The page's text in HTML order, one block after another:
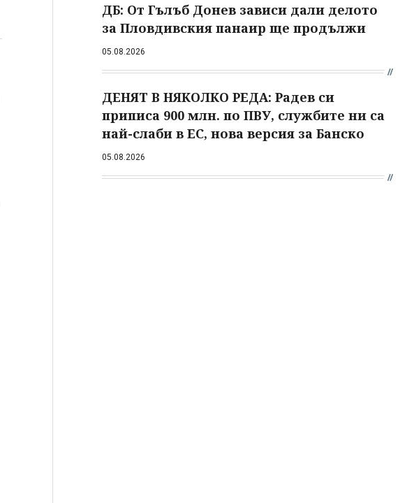
ДБ: От Гълъб Донев зависи дали делото
за Пловдивския панаир ще продължи
05.08.2026
ДЕНЯТ В НЯКОЛКО РЕДА: Радев си
приписа 900 млн. по ПВУ, службите ни са
най-слаби в ЕС, нова версия за Банско
05.08.2026